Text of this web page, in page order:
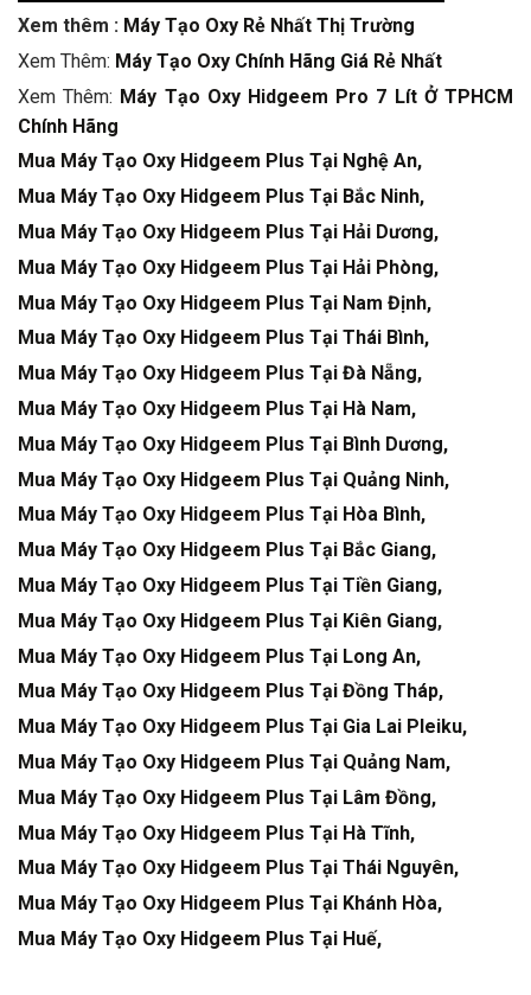
Xem thêm : Máy Tạo Oxy Rẻ Nhất Thị Trường
Xem Thêm: Máy Tạo Oxy Chính Hãng Giá Rẻ Nhất
Xem Thêm: Máy Tạo Oxy Hidgeem Pro 7 Lít Ở TPHCM
Chính Hãng
Mua Máy Tạo Oxy Hidgeem Plus Tại Nghệ An,
Mua Máy Tạo Oxy Hidgeem Plus Tại Bắc Ninh,
Mua Máy Tạo Oxy Hidgeem Plus Tại Hải Dương,
Mua Máy Tạo Oxy Hidgeem Plus Tại Hải Phòng,
Mua Máy Tạo Oxy Hidgeem Plus Tại Nam Định,
Mua Máy Tạo Oxy Hidgeem Plus Tại Thái Bình,
Mua Máy Tạo Oxy Hidgeem Plus Tại Đà Nẵng,
Mua Máy Tạo Oxy Hidgeem Plus Tại Hà Nam,
Mua Máy Tạo Oxy Hidgeem Plus Tại Bình Dương,
Mua Máy Tạo Oxy Hidgeem Plus Tại Quảng Ninh,
Mua Máy Tạo Oxy Hidgeem Plus Tại Hòa Bình,
Mua Máy Tạo Oxy Hidgeem Plus Tại Bắc Giang,
Mua Máy Tạo Oxy Hidgeem Plus Tại Tiền Giang,
Mua Máy Tạo Oxy Hidgeem Plus Tại Kiên Giang,
Mua Máy Tạo Oxy Hidgeem Plus Tại Long An,
Mua Máy Tạo Oxy Hidgeem Plus Tại Đồng Tháp,
Mua Máy Tạo Oxy Hidgeem Plus Tại Gia Lai Pleiku,
Mua Máy Tạo Oxy Hidgeem Plus Tại Quảng Nam,
Mua Máy Tạo Oxy Hidgeem Plus Tại Lâm Đồng,
Mua Máy Tạo Oxy Hidgeem Plus Tại Hà Tĩnh,
Mua Máy Tạo Oxy Hidgeem Plus Tại Thái Nguyên,
Mua Máy Tạo Oxy Hidgeem Plus Tại Khánh Hòa,
Mua Máy Tạo Oxy Hidgeem Plus Tại Huế,